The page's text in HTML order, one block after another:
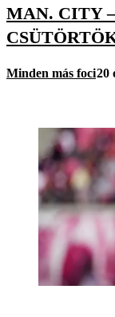
MAN. CITY
Minden más foci20